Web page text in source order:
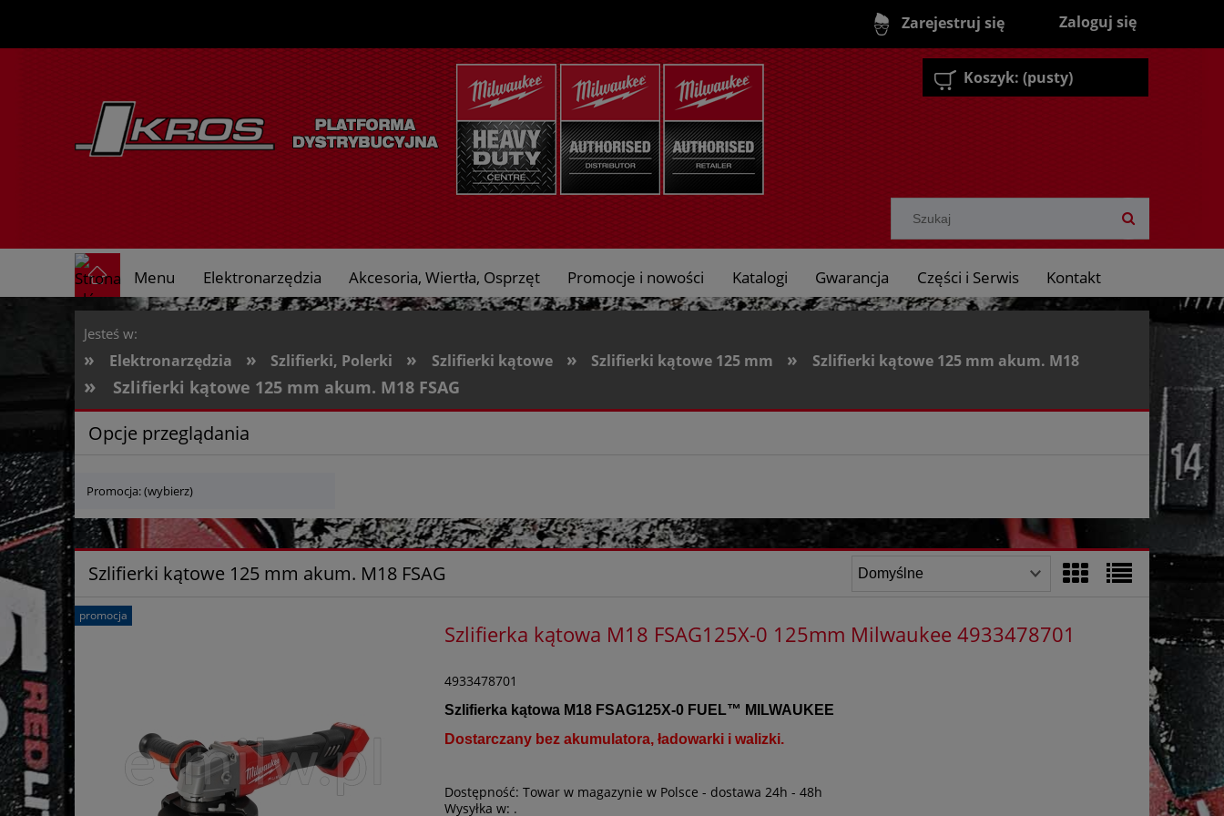
Zarejestruj się Zaloguj się
Koszyk: (pusty)
Menu Elektronarzędzia Akcesoria, Wiertła, Osprzęt Promocje i nowości Katalogi Gwarancja Części i Serwis Kontakt
O nas
Jesteś w:
» Elektronarzędzia » Szlifierki, Polerki » Szlifierki kątowe » Szlifierki kątowe 125 mm » Szlifierki kątowe 125 mm akum. M18
» Szlifierki kątowe 125 mm akum. M18 FSAG
Opcje przeglądania
Promocja: (wybierz)
Szlifierki kątowe 125 mm akum. M18 FSAG
Szlifierka kątowa M18 FSAG125X-0 125mm Milwaukee 4933478701
4933478701
Szlifierka kątowa M18 FSAG125X-0 FUEL™ MILWAUKEE
Dostarczany bez akumulatora, ładowarki i walizki.
Dostępność: Towar w magazynie w Polsce - dostawa 24h - 48h
Wysyłka w: .
promocja